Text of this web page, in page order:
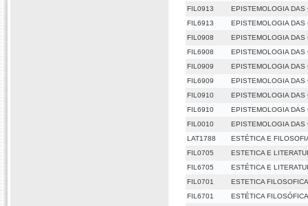
FIL0913
EPISTEMOLOGIA DAS
FIL6913
EPISTEMOLOGIA DAS
FIL0908
EPISTEMOLOGIA DAS
FIL6908
EPISTEMOLOGIA DAS
FIL0909
EPISTEMOLOGIA DAS
FIL6909
EPISTEMOLOGIA DAS
FIL0910
EPISTEMOLOGIA DAS
FIL6910
EPISTEMOLOGIA DAS
FIL0010
EPISTEMOLOGIA DAS
LAT1788
ESTÉTICA E
FIL0705
ESTETICA E
FIL6705
ESTÉTICA E
FIL0701
ESTETICA FILOSOFICA
FIL6701
ESTÉTICA FILOSÓFICA